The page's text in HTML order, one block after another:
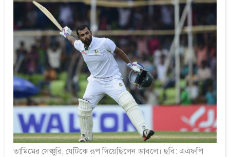
তামিমের সেঞ্চুরি, যেটিকে রূপ দিয়েছিলেন ডাবলে। ছবি: এএফপি